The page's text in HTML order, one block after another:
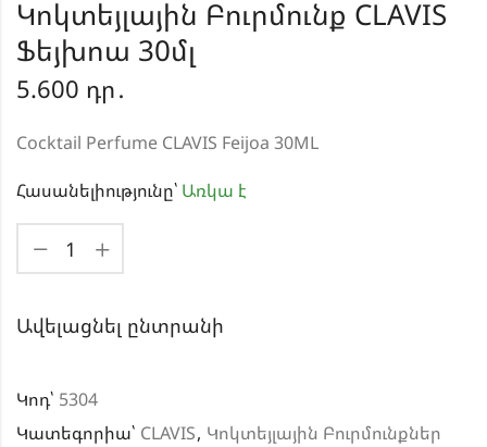
Կոկտեյլային Բուրմունք CLAVIS
Ֆեյխոա 30մլ
5.600 դր․
Cocktail Perfume CLAVIS Feijoa 30ML
Հասանելիությունը՝ Առկա է
Ավելացնել ընտրանի
Կոդ՝ 5304
Կատեգորիա՝ CLAVIS, Կոկտեյլային Բուրմունքներ